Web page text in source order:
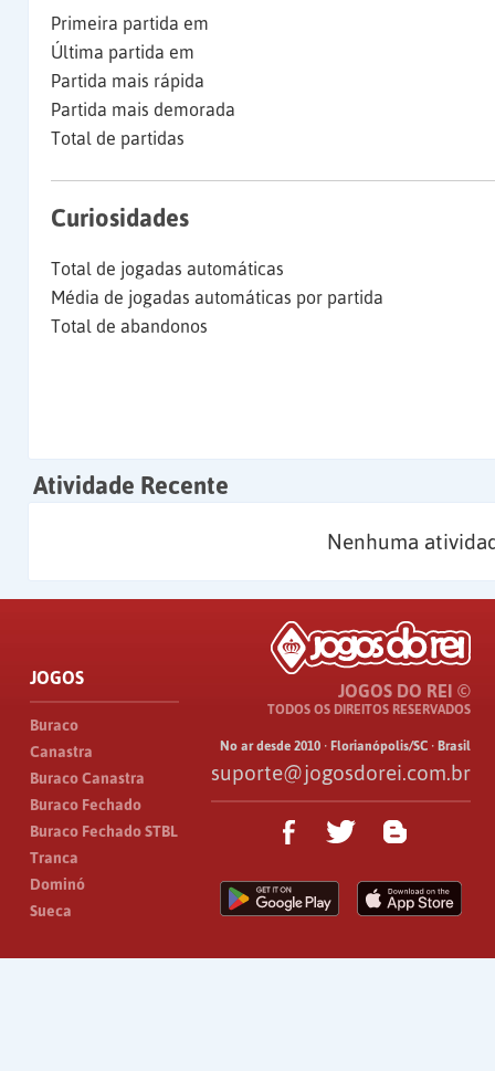
Primeira partida em
Última partida em
Partida mais rápida
Partida mais demorada
Total de partidas
Curiosidades
Total de jogadas automáticas
Média de jogadas automáticas por partida
Total de abandonos
Atividade Recente
Nenhuma
JOGOS
Buraco
Canastra
Buraco Canastra
Buraco Fechado
Buraco Fechado STBL
Tranca
Dominó
Sueca
JOGOS DO REI ©
TODOS OS DIREITOS RESERVADOS
No ar desde 2010 · Florianópolis/SC · Brasil
suporte@jogosdorei.com.br